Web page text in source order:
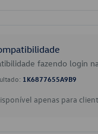
fazendo login
1K6877655A9B9
apenas para